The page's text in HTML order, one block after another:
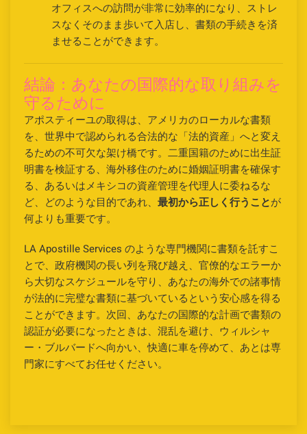
オフィスへの訪問が非常に効率的になり、ストレ
スなくそのまま歩いて入店し、書類の手続きを済
ませることができます。
結論：あなたの国際的な取り組みを
守るために
アポスティーユの取得は、アメリカのローカルな書類
を、世界中で認められる合法的な「法的資産」へと変え
るための不可欠な架け橋です。二重国籍のために出生証
明書を検証する、海外移住のために婚姻証明書を確保す
る、あるいはメキシコの資産管理を代理人に委ねるな
ど、どのような目的であれ、 最初から正しく行うことが
何よりも重要です。
LA Apostille Services のような専門機関に書類を託すこ
とで、政府機関の長い列を飛び越え、官僚的なエラーか
ら大切なスケジュールを守り、あなたの海外での諸事情
が法的に完璧な書類に基づいているという安心感を得る
ことができます。次回、あなたの国際的な計画で書類の
認証が必要になったときは、混乱を避け、ウィルシャ
ー・ブルバードへ向かい、快適に車を停めて、あとは専
門家にすべてお任せください。